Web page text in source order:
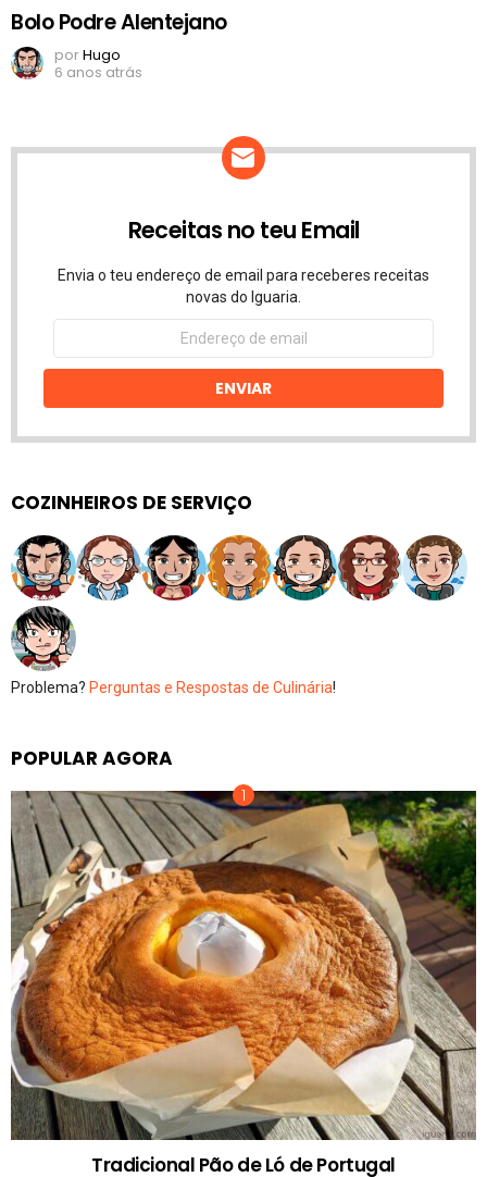
Bolo Podre Alentejano
porHugo
6 anos atrás
Receitas no teu Email
Envia o teu endereço de email para receberes receitas
novas do Iguaria.
Endereço
email
ENVIAR
COZINHEIROS DE SERVIÇO
Problema? Perguntas e Respostas de Culinária!
POPULAR AGORA
Tradicional Pão de Ló de Portugal